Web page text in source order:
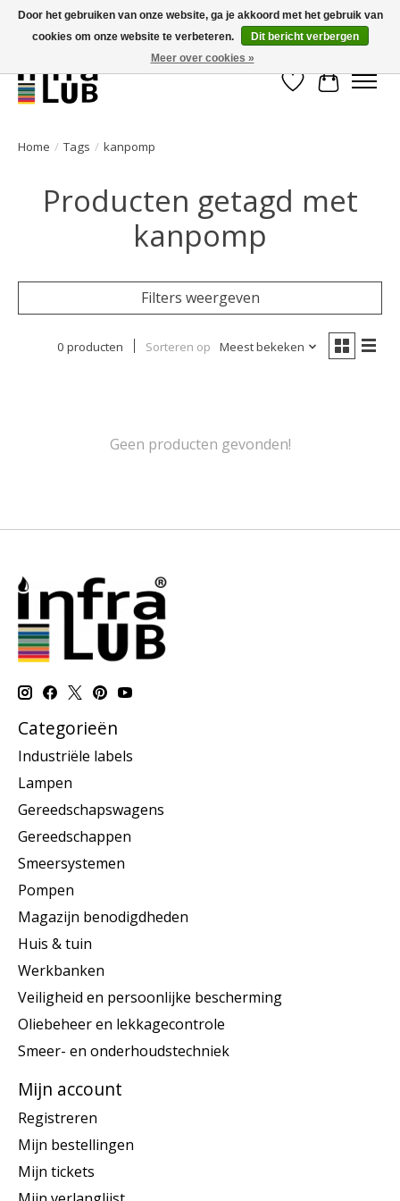
Minder stilstand, meer rendement!
Verlanglijst
Home / Tags / kanpomp
Producten getagd met
kanpomp
Filters weergeven
0 producten Sorteren op Meest bekeken
Geen producten gevonden!
Categorieën
Industriële labels
Lampen
Gereedschapswagens
Gereedschappen
Smeersystemen
Pompen
Magazijn benodigdheden
Huis & tuin
Werkbanken
Veiligheid en persoonlijke bescherming
Oliebeheer en lekkagecontrole
Smeer- en onderhoudstechniek
Mijn account
Registreren
Mijn bestellingen
Mijn tickets
Door het gebruiken van onze website, ga je akkoord met het gebruik van
cookies om onze website te verbeteren.
Dit bericht verbergen
Meer over cookies »